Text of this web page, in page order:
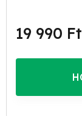
19 990 Ft